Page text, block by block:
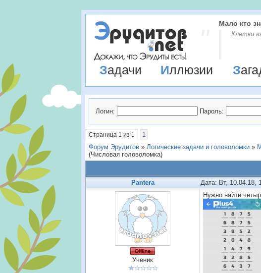
Мало кто
Клетки
Задачи Иллюзии
Логин: Пароль:
Страница 1 из 1
1
Форум Эрудитов » Логические задачи и головоломки »
(Числовая головоломка)
Pantera Дата: Вт, 10.04.18,
Ученик
Нужно найти